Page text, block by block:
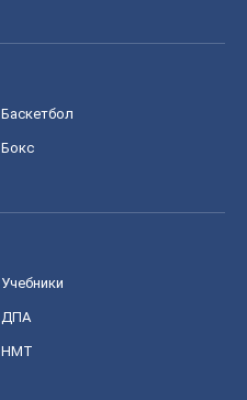
Баскетбол
Бокс
Учебники
ДПА
НМТ